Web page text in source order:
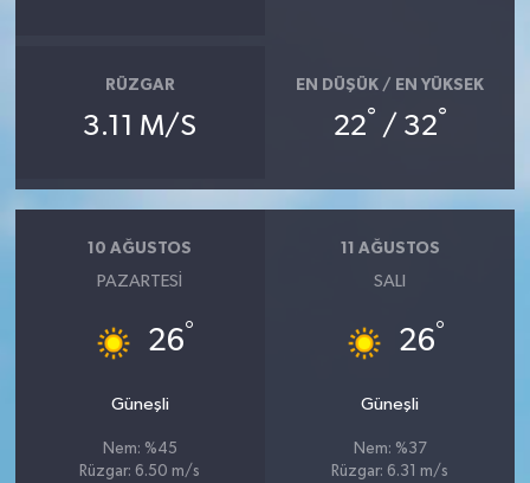
RÜZGAR
3.11 M/S
EN DÜŞÜK / EN YÜKSEK
22° / 32°
10 AĞUSTOS
PAZARTESI
26°
Güneşli
Nem: %45
Rüzgar: 6.50 m/s
11 AĞUSTOS
SALI
26°
Güneşli
Nem: %37
Rüzgar: 6.31 m/s